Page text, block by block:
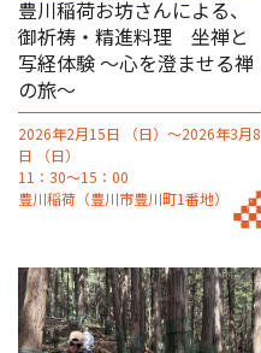
豊川稲荷お坊さんによる、
御祈祷・精進料理 坐禅と
写経体験 ～心を澄ませる禅
の旅～
2026年2月15日 （日）～2026年3月8
日 （日）
11：30～15：00
豊川稲荷（豊川市豊川町1番地）